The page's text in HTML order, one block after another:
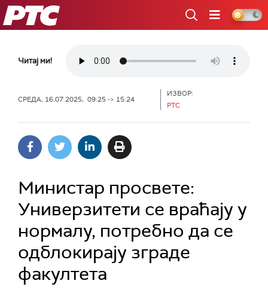
РТС
Читај ми!
СРЕДА, 16.07.2025, 09:25 -> 15:24
ИЗВОР:
РТС
Министар просвете:
Универзитети се враћају у
нормалу, потребно да се
одблокирају зграде
факултета